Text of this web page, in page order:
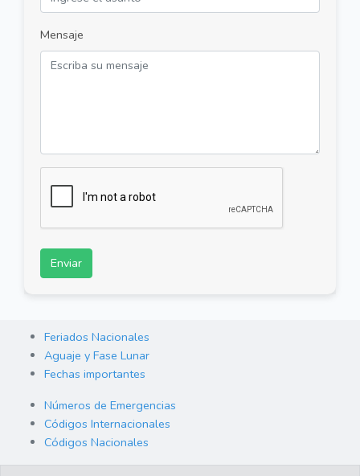
Mensaje
Enviar
Feriados Nacionales
Aguaje y Fase Lunar
Fechas importantes
Números de Emergencias
Códigos Internacionales
Códigos Nacionales